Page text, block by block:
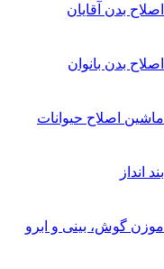
اصلاح بدن آقایان
اصلاح بدن بانوان
ماشین اصلاح حیوانات
بند انداز
موزن گوش، بینی و ابرو